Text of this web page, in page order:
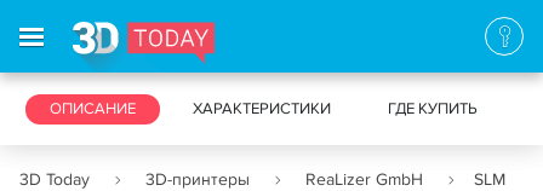
3D-ПРИНТЕРЫ 3D-СКАНЕРЫ
ОПИСАНИЕ ХАРАКТЕРИСТИКИ ГДЕ КУПИТЬ
3D Today 3D-принтеры ReaLizer GmbH
SLM